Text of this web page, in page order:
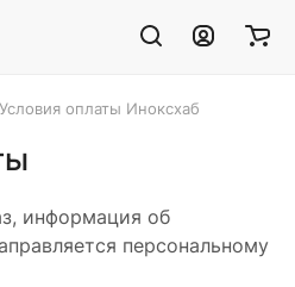
Условия оплаты Иноксхаб
информация об
персональному